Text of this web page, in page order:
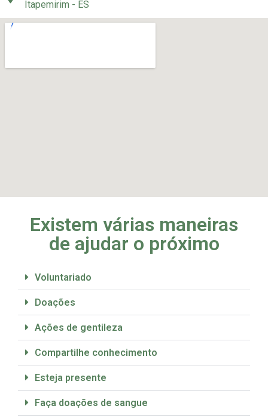
Itapemirim - ES
Existem várias maneiras
de ajudar o próximo
Voluntariado
Doações
Ações de gentileza
Compartilhe conhecimento
Esteja presente
Faça doações de sangue